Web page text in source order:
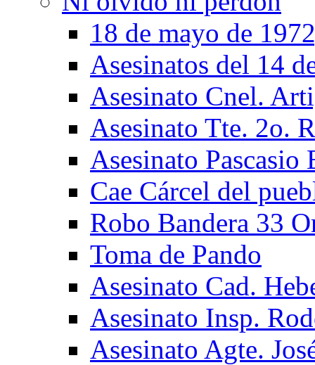
18 de mayo de
Asesinatos del 14
Asesinato Cnel.
Asesinato Tte. 2o.
Asesinato Pascasio
Cae Cárcel del
Robo Bandera 33
Toma de Pando
Asesinato Cad.
Asesinato Insp.
Asesinato Agte.